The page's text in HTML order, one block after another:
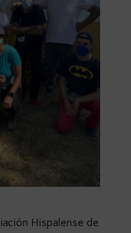
Hispalense de